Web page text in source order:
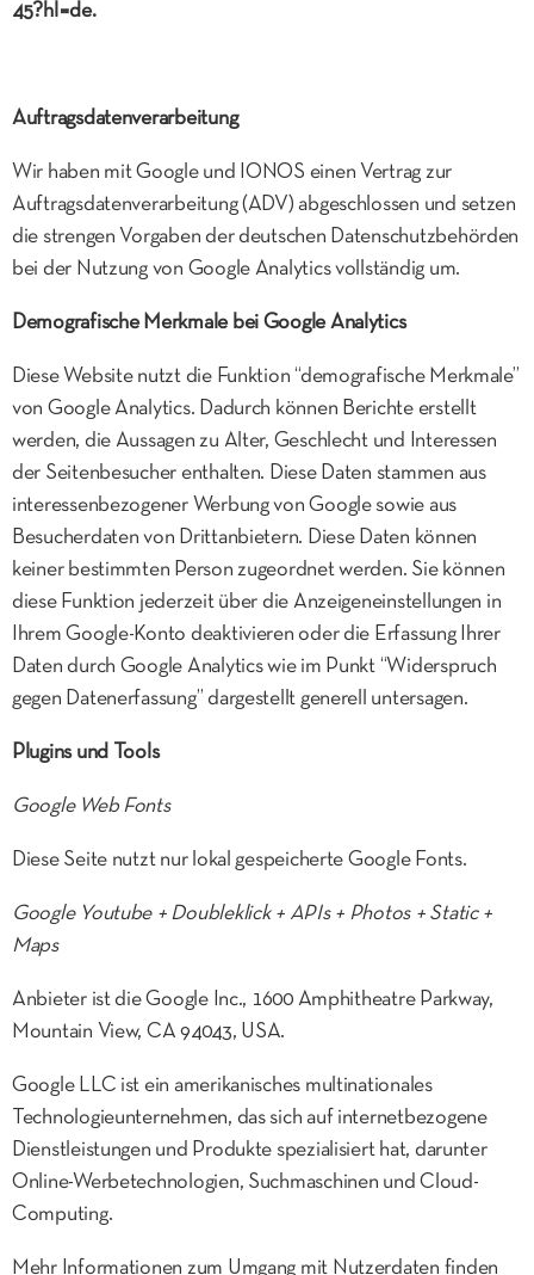
45?hl=de.
Auftragsdatenverarbeitung
Wir haben mit Google und IONOS einen Vertrag zur
Auftragsdatenverarbeitung (ADV) abgeschlossen und setzen
die strengen Vorgaben der deutschen Datenschutzbehörden
bei der Nutzung von Google Analytics vollständig um.
Demografische Merkmale bei Google Analytics
Diese Website nutzt die Funktion “demografische Merkmale”
von Google Analytics. Dadurch können Berichte erstellt
werden, die Aussagen zu Alter, Geschlecht und Interessen
der Seitenbesucher enthalten. Diese Daten stammen aus
interessenbezogener Werbung von Google sowie aus
Besucherdaten von Drittanbietern. Diese Daten können
keiner bestimmten Person zugeordnet werden. Sie können
diese Funktion jederzeit über die Anzeigeneinstellungen in
Ihrem Google-Konto deaktivieren oder die Erfassung Ihrer
Daten durch Google Analytics wie im Punkt “Widerspruch
gegen Datenerfassung” dargestellt generell untersagen.
Plugins und Tools
Google Web Fonts
Diese Seite nutzt nur lokal gespeicherte Google Fonts.
Google Youtube + Doubleklick + APIs + Photos + Static +
Maps
Anbieter ist die Google Inc., 1600 Amphitheatre Parkway,
Mountain View, CA 94043, USA.
Google LLC ist ein amerikanisches multinationales
Technologieunternehmen, das sich auf internetbezogene
Dienstleistungen und Produkte spezialisiert hat, darunter
Online-Werbetechnologien, Suchmaschinen und Cloud-
Computing.
Mehr Informationen zum Umgang mit Nutzerdaten finden